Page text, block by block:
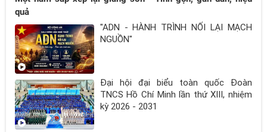
quả
"ADN - HÀNH TRÌNH NỐI LẠI MẠCH
NGUỒN"
Đại hội đại biểu toàn quốc Đoàn
TNCS Hồ Chí Minh lần thứ XIII, nhiệm
kỳ 2026 - 2031